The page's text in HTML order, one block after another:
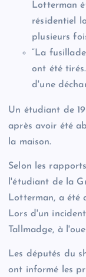
Lotterman
résidentiel
plusieurs
“La
ont été
d'une
Un étudiant de
après avoir été
la maison.
Selon les
l'étudiant de la
Lotterman, a été
Lors d'un
Tallmadge, à
Les députés du
ont informé les